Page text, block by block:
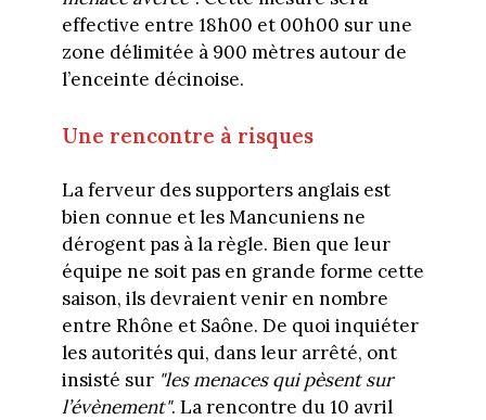
effective entre 18h00 et 00h00 sur une
zone délimitée à 900 mètres autour de
l’enceinte décinoise.
Une rencontre à risques
La ferveur des supporters anglais est
bien connue et les Mancuniens ne
dérogent pas à la règle. Bien que leur
équipe ne soit pas en grande forme cette
saison, ils devraient venir en nombre
entre Rhône et Saône. De quoi inquiéter
les autorités qui, dans leur arrêté, ont
insisté sur "les menaces qui pèsent sur
l’évènement". La rencontre du 10 avril